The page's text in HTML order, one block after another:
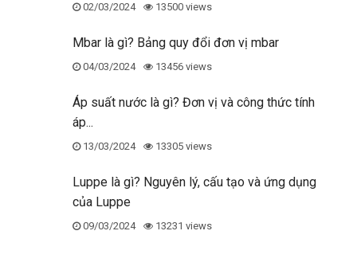
Hình ảnh sơ đồ cấu tạo rọ bơm Wonil Korea
02/03/2024 13500 views
Mbar là gì? Bảng quy đổi đơn vị mbar
04/03/2024 13456 views
Áp suất nước là gì? Đơn vị và công thức tính
áp...
13/03/2024 13305 views
Luppe là gì? Nguyên lý, cấu tạo và ứng dụng
của Luppe
09/03/2024 13231 views